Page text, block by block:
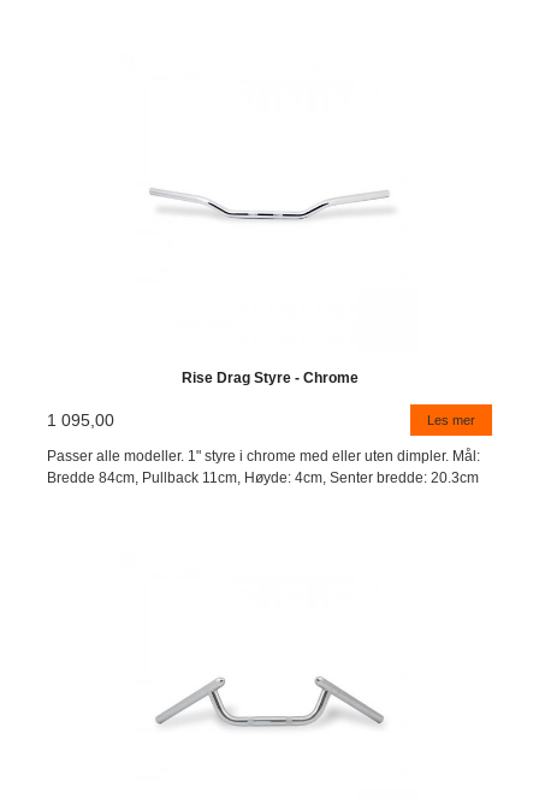
Rise Drag Styre - Chrome
1 095,00 Les mer
Passer alle modeller. 1" styre i chrome med eller uten dimpler. Mål:
Bredde 84cm, Pullback 11cm, Høyde: 4cm, Senter bredde: 20.3cm